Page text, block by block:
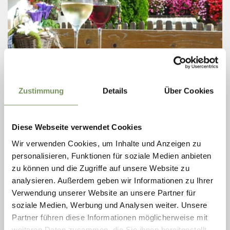
Zustimmung Details Über Cookies
Diese Webseite verwendet Cookies
Wir verwenden Cookies, um Inhalte und Anzeigen zu
personalisieren, Funktionen für soziale Medien anbieten
zu können und die Zugriffe auf unsere Website zu
analysieren. Außerdem geben wir Informationen zu Ihrer
Verwendung unserer Website an unsere Partner für
soziale Medien, Werbung und Analysen weiter. Unsere
Partner führen diese Informationen möglicherweise mit
zaterdag
08:00 - 22:00
maandag
08:00 - 22:00
dinsdag
gesloten
08:00 - 22:00
donderdag
08:00 - 22:00
vrijdag
08:00 - 22:00
info@valtelehof.com